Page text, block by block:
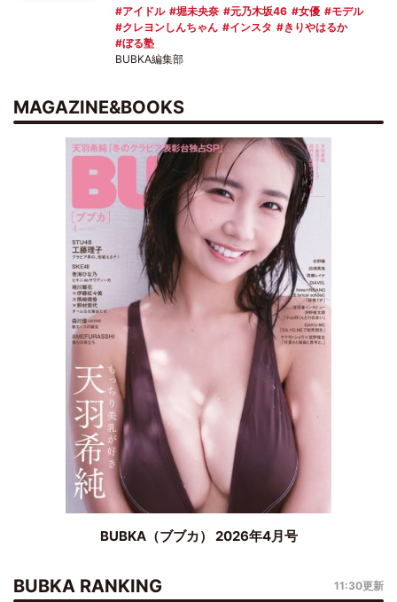
アイドル 堀未央奈 元乃木坂46 女優
モデル
クレヨンしんちゃん
インスタ
きりやはるか
ぼる塾
BUBKA編集部
MAGAZINE&BOOKS
BUBKA（ブブカ） 2026年4月号
BUBKA RANKING 11:30更新